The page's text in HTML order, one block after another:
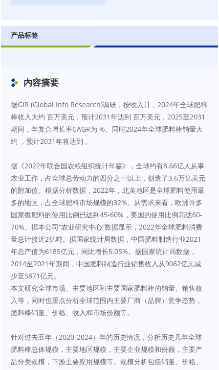
产品标签
内容摘要
据GIR (Global Info Research)调研，按收入计，2024年全球肥料
棒收入大约 百万美元，预计2031年达到 百万美元，2025至2031
期间，年复合增长率CAGR为 %。同时2024年全球肥料棒销量大
约 ，预计2031年将达到 。
据《2022年联合国农粮组织统计年鉴》，全球约有8.66亿人从事
农业工作，占全球总劳动力的四分之一以上，创造了3.6万亿美元
的附加值。根据分析数据，2022年，北美地区是全球肥料使用最
多的地区，占全球肥料市场规模的32%。从需求来看，欧洲许多
国家微肥料的使用比例已达到45-60%，美国的使用比例高达60-
70%。据本公司“农业研究中心”数据显示，2022年全球肥料消费
量总计接近2亿吨。据国家统计局数据，中国肥料制造行业2021
年总产值为6185亿元，同比增长5.05%。据国家统计局数据，
2014至2021年期间，中国肥料制造行业销售收入从9082亿元减
少至5871亿元。
本文研究全球市场、主要地区和主要国家肥料棒的销量、销售收
入等，同时也重点分析全球范围内主要厂商（品牌）竞争态势，
肥料棒销量、价格、收入和市场份额等。
针对过去五年（2020-2024）年的历史情况，分析历史几年全球
肥料棒总体规模，主要地区规模，主要企业规模和份额，主要产
品分类规模，下游主要应用规模等。规模分析包括销量、价格、